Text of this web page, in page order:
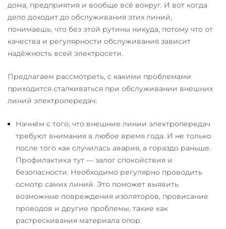
дома, предприятия и вообще всё вокруг. И вот когда
дело доходит до обслуживания этих линий,
понимаешь, что без этой рутины никуда, потому что от
качества и регулярности обслуживания зависит
надёжность всей электросети.
Предлагаем рассмотреть, с какими проблемами
приходится сталкиваться при обслуживании внешних
линий электропередач:
Начнём с того, что внешние линии электропередач
требуют внимания в любое время года. И не только
после того как случилась авария, а гораздо раньше.
Профилактика тут — залог спокойствия и
безопасности. Необходимо регулярно проводить
осмотр самих линий. Это поможет выявить
возможные повреждения изоляторов, провисание
проводов и другие проблемы, такие как
растрескивания материала опор.